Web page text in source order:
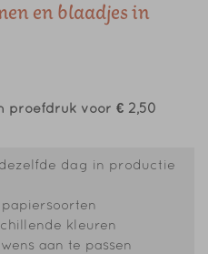
en blaadjes in
proefdruk voor € 2,50
dag in productie
kleuren
aan te passen